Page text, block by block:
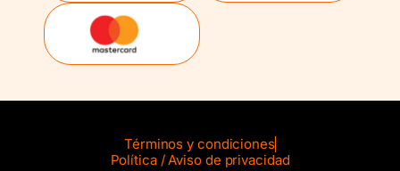
Términos y condiciones
Política / Aviso de privacidad